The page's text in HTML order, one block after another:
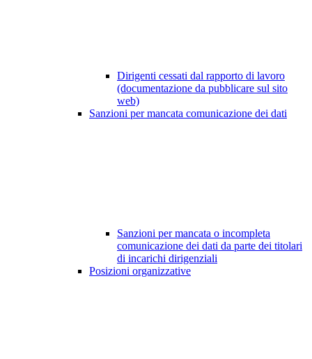
Dirigenti cessati dal rapporto di lavoro
(documentazione da pubblicare sul sito
web)
Sanzioni per mancata comunicazione dei dati
Sanzioni per mancata o incompleta
comunicazione dei dati da parte dei titolari
di incarichi dirigenziali
Posizioni organizzative